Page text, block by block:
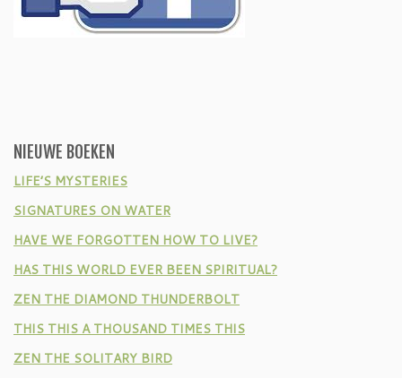
NIEUWE BOEKEN
LIFE’S MYSTERIES
SIGNATURES ON WATER
HAVE WE FORGOTTEN HOW TO LIVE?
HAS THIS WORLD EVER BEEN SPIRITUAL?
ZEN THE DIAMOND THUNDERBOLT
THIS THIS A THOUSAND TIMES THIS
ZEN THE SOLITARY BIRD